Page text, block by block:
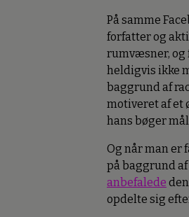
På samme
forfatter og
rumvæsner, og
heldigvis ikke
baggrund af
motiveret af et
hans bøger
Og når man er
på baggrund
anbefalede
opdelte sig